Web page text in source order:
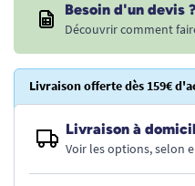
Besoin d'un devis ?
Découvrir comment
Livraison offerte dès 159€
Livraison à
Voir les options, selon